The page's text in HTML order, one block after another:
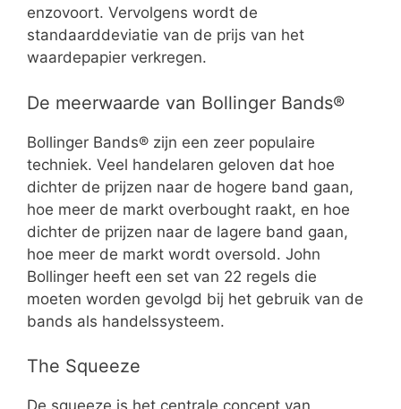
enzovoort. Vervolgens wordt de
standaarddeviatie van de prijs van het
waardepapier verkregen.
De meerwaarde van Bollinger Bands®
Bollinger Bands® zijn een zeer populaire
techniek. Veel handelaren geloven dat hoe
dichter de prijzen naar de hogere band gaan,
hoe meer de markt overbought raakt, en hoe
dichter de prijzen naar de lagere band gaan,
hoe meer de markt wordt oversold. John
Bollinger heeft een set van 22 regels die
moeten worden gevolgd bij het gebruik van de
bands als handelssysteem.
The Squeeze
De squeeze is het centrale concept van